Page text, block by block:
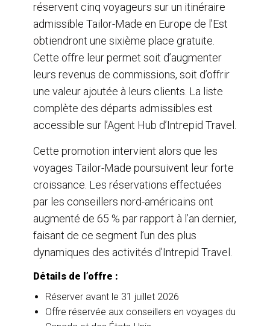
réservent cinq voyageurs sur un itinéraire
admissible Tailor-Made en Europe de l’Est
obtiendront une sixième place gratuite.
Cette offre leur permet soit d’augmenter
leurs revenus de commissions, soit d’offrir
une valeur ajoutée à leurs clients. La liste
complète des départs admissibles est
accessible sur l’Agent Hub d’Intrepid Travel.
Cette promotion intervient alors que les
voyages Tailor-Made poursuivent leur forte
croissance. Les réservations effectuées
par les conseillers nord-américains ont
augmenté de 65 % par rapport à l’an dernier,
faisant de ce segment l’un des plus
dynamiques des activités d’Intrepid Travel.
Détails de l’offre :
Réserver avant le 31 juillet 2026
Offre réservée aux conseillers en voyages du